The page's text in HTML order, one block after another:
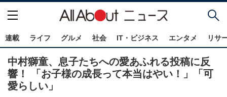
連載 ライフ グルメ 社会 IT・ビジネス エンタメ リサ
中村獅童、息子たちへの愛あふれる投稿に反
響！ 「お子様の成長って本当はやい！」「可
愛らしい」